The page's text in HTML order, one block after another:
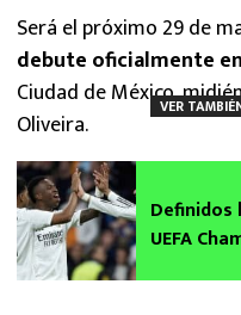
Será el próximo 29 de
debute oficialmente
Ciudad de México,
Oliveira.
VER
Definidos
UEFA